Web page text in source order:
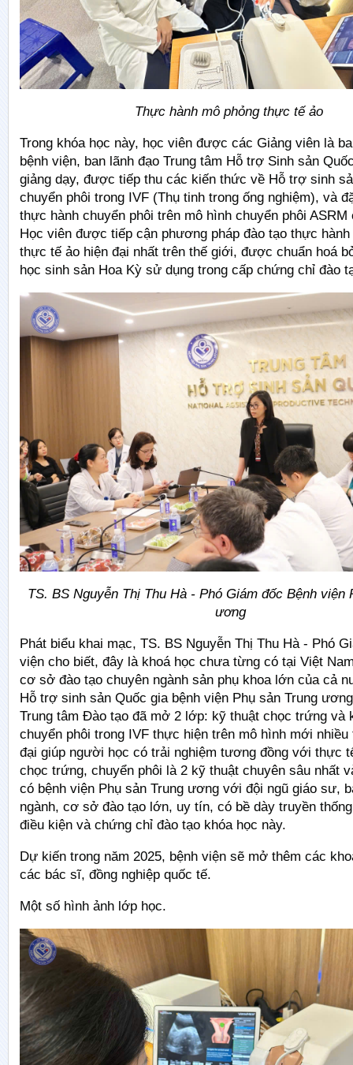
Thực hành mô phỏng thực tế ảo
Trong khóa học này, học viên được các Giảng viên là
bệnh viện, ban lãnh đạo Trung tâm Hỗ trợ Sinh sản
giảng dạy, được tiếp thu các kiến thức về Hỗ trợ sinh
chuyển phôi trong IVF (Thụ tinh trong ống nghiệm), và
thực hành chuyển phôi trên mô hình chuyển phôi ASRM
Học viên được tiếp cận phương pháp đào tạo thực hành
thực tế ảo hiện đại nhất trên thế giới, được chuẩn hoá
học sinh sản Hoa Kỳ sử dụng trong cấp chứng chỉ đào
TS. BS Nguyễn Thị Thu Hà - Phó Giám đốc Bệnh viện
ương
Phát biểu khai mạc, TS. BS Nguyễn Thị Thu Hà - Phó
viện cho biết, đây là khoá học chưa từng có tại Việt
cơ sở đào tạo chuyên ngành sản phụ khoa lớn của cả
Hỗ trợ sinh sản Quốc gia bệnh viện Phụ sản Trung
Trung tâm Đào tạo đã mở 2 lớp: kỹ thuật chọc trứng và
chuyển phôi trong IVF thực hiện trên mô hình mới nhiều
đại giúp người học có trải nghiệm tương đồng với thực
chọc trứng, chuyển phôi là 2 kỹ thuật chuyên sâu nhất
có bệnh viện Phụ sản Trung ương với đội ngũ giáo sư,
ngành, cơ sở đào tạo lớn, uy tín, có bề dày truyền
điều kiện và chứng chỉ đào tạo khóa học này.
Dự kiến trong năm 2025, bệnh viện sẽ mở thêm các
các bác sĩ, đồng nghiệp quốc tế.
Một số hình ảnh lớp học.